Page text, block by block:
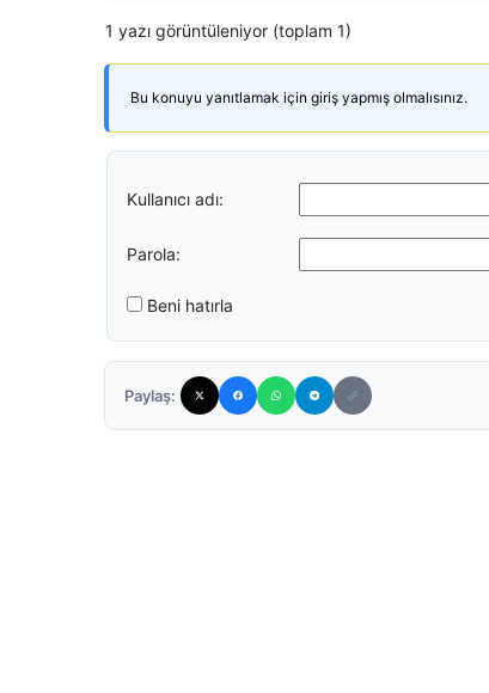
1 yazı görüntüleniyor (toplam 1)
Bu konuyu yanıtlamak için giriş yapmış olmalısınız.
Kullanıcı adı:
Parola:
Beni hatırla
Paylaş: